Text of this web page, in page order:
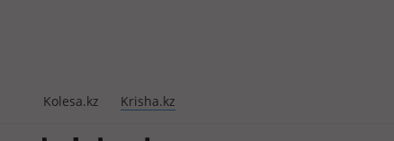
Kolesa.kz Krisha.kz